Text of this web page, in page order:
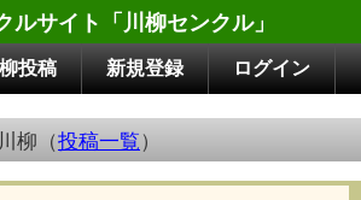
ルサイト「川柳センクル」
投稿 新規登録 ログイン
柳（投稿一覧）